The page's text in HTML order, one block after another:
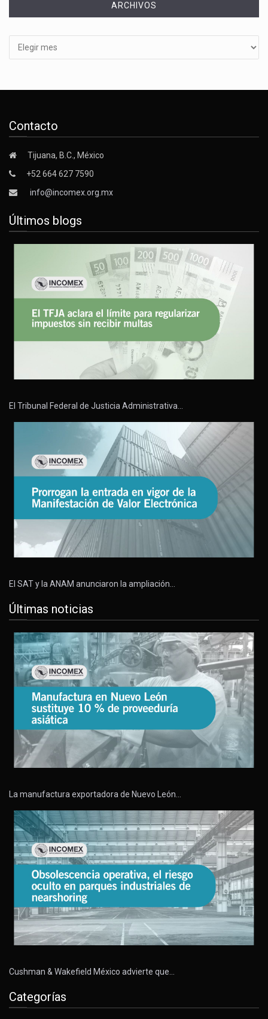
ARCHIVOS
Contacto
Tijuana, B.C., México
+52 664 627 7590
info@incomex.org.mx
Últimos blogs
El Tribunal Federal de Justicia Administrativa…
El SAT y la ANAM anunciaron la ampliación…
Últimas noticias
La manufactura exportadora de Nuevo León…
Cushman & Wakefield México advierte que…
Categorías